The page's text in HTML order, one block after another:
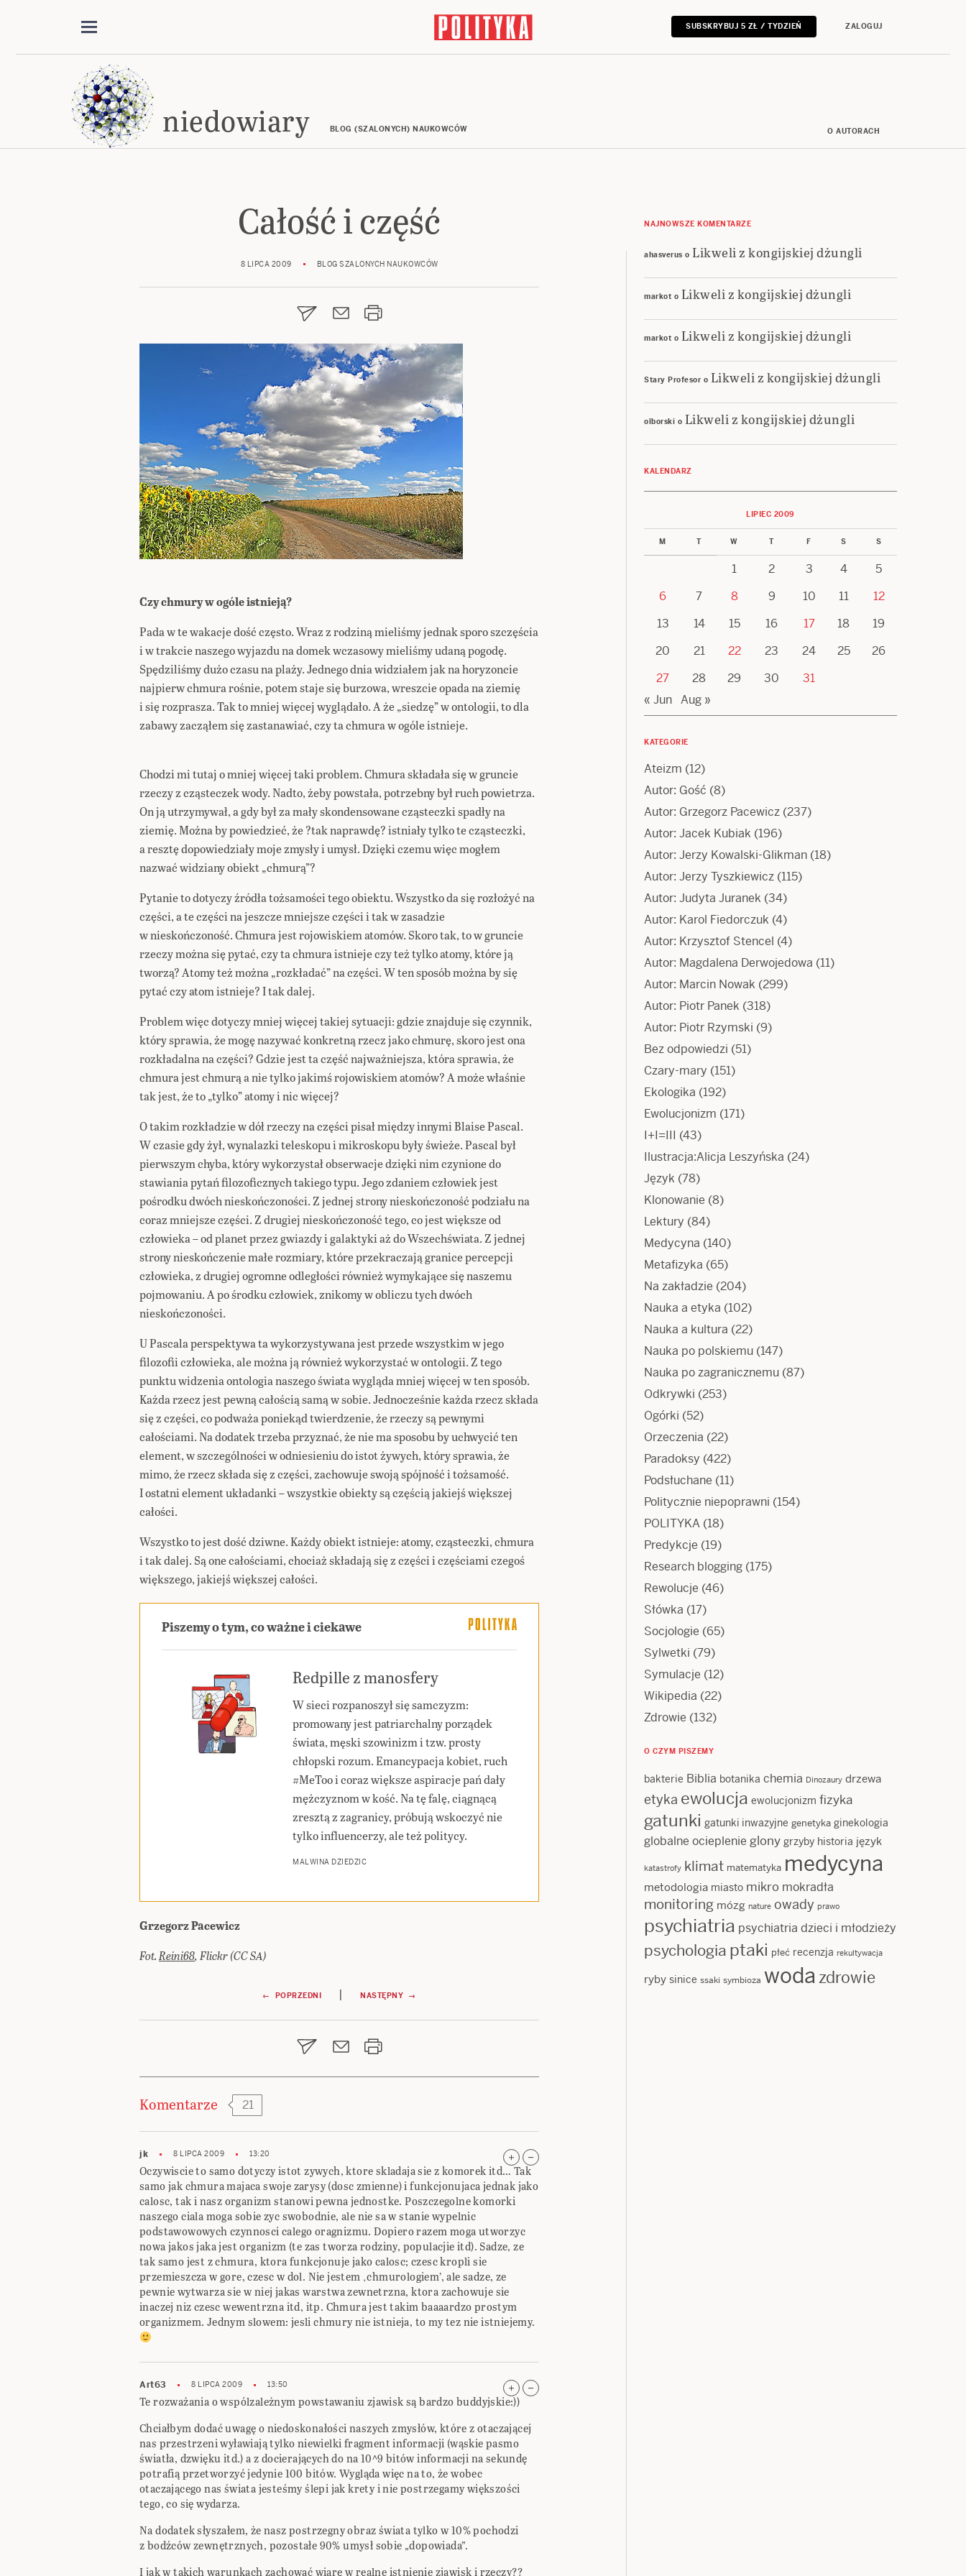
SUBSKRYBUJ 5 ZŁ / TYDZIEŃ ZALOGUJ
niedowiary BLOG (SZALONYCH) NAUKOWCÓW O AUTORACH
Całość i część
8 LIPCA 2009 BLOG SZALONYCH NAUKOWCÓW
Czy chmury w ogóle istnieją?
Pada w te wakacje dość często. Wraz z rodziną mieliśmy jednak sporo szczęścia
i w trakcie naszego wyjazdu na domek wczasowy mieliśmy udaną pogodę.
Spędziliśmy dużo czasu na plaży. Jednego dnia widziałem jak na horyzoncie
najpierw chmura rośnie, potem staje się burzowa, wreszcie opada na ziemię
i się rozprasza. Tak to mniej więcej wyglądało. A że „siedzę” w ontologii, to dla
zabawy zacząłem się zastanawiać, czy ta chmura w ogóle istnieje.
Chodzi mi tutaj o mniej więcej taki problem. Chmura składała się w gruncie
rzeczy z cząsteczek wody. Nadto, żeby powstała, potrzebny był ruch powietrza.
On ją utrzymywał, a gdy był za mały skondensowane cząsteczki spadły na
ziemię. Można by powiedzieć, że ?tak naprawdę? istniały tylko te cząsteczki,
a resztę dopowiedziały moje zmysły i umysł. Dzięki czemu więc mogłem
nazwać widziany obiekt „chmurą”?
Pytanie to dotyczy źródła tożsamości tego obiektu. Wszystko da się rozłożyć na
części, a te części na jeszcze mniejsze części i tak w zasadzie
w nieskończoność. Chmura jest rojowiskiem atomów. Skoro tak, to w gruncie
rzeczy można się pytać, czy ta chmura istnieje czy też tylko atomy, które ją
tworzą? Atomy też można „rozkładać” na części. W ten sposób można by się
pytać czy atom istnieje? I tak dalej.
Problem więc dotyczy mniej więcej takiej sytuacji: gdzie znajduje się czynnik,
który sprawia, że mogę nazywać konkretną rzecz jako chmurę, skoro jest ona
rozkładalna na części? Gdzie jest ta część najważniejsza, która sprawia, że
chmura jest chmurą a nie tylko jakimś rojowiskiem atomów? A może właśnie
tak jest, że to „tylko” atomy i nic więcej?
O takim rozkładzie w dół rzeczy na części pisał między innymi Blaise Pascal.
W czasie gdy żył, wynalazki teleskopu i mikroskopu były świeże. Pascal był
pierwszym chyba, który wykorzystał obserwacje dzięki nim czynione do
stawiania pytań filozoficznych takiego typu. Jego zdaniem człowiek jest
pośrodku dwóch nieskończoności. Z jednej strony nieskończoność podziału na
coraz mniejsze części. Z drugiej nieskończoność tego, co jest większe od
człowieka – od planet przez gwiazdy i galaktyki aż do Wszechświata. Z jednej
strony nieskończenie małe rozmiary, które przekraczają granice percepcji
człowieka, z drugiej ogromne odległości również wymykające się naszemu
pojmowaniu. A po środku człowiek, znikomy w obliczu tych dwóch
nieskończoności.
U Pascala perspektywa ta wykorzystywana jest przede wszystkim w jego
filozofii człowieka, ale można ją również wykorzystać w ontologii. Z tego
punktu widzenia ontologia naszego świata wygląda mniej więcej w ten sposób.
Każda rzecz jest pewną całością samą w sobie. Jednocześnie każda rzecz składa
się z części, co podważa poniekąd twierdzenie, że rzeczy są pewnymi
całościami. Na dodatek trzeba przyznać, że nie ma sposobu by uchwycić ten
element, w szczególności w odniesieniu do istot żywych, który sprawia, że
mimo, że rzecz składa się z części, zachowuje swoją spójność i tożsamość.
I ostatni element układanki – wszystkie obiekty są częścią jakiejś większej
całości.
Wszystko to jest dość dziwne. Każdy obiekt istnieje: atomy, cząsteczki, chmura
i tak dalej. Są one całościami, chociaż składają się z części i częściami czegoś
większego, jakiejś większej całości.
Piszemy o tym, co ważne i ciekawe
Redpille z manosfery
W sieci rozpanoszył się samczyzm:
promowany jest patriarchalny porządek
świata, męski szowinizm i tzw. prosty
chłopski rozum. Emancypacja kobiet, ruch
#MeToo i coraz większe aspiracje pań dały
mężczyznom w kość. Na tę falę, ciągnącą
zresztą z zagranicy, próbują wskoczyć nie
tylko influencerzy, ale też politycy.
MALWINA DZIEDZIC
Grzegorz Pacewicz
Fot.Reini68, Flickr (CC SA)
wpisu
← POPRZEDNI | NASTĘPNY →
Komentarze 21
jk 8 LIPCA 2009 13:20
Oczywiscie to samo dotyczy istot zywych, ktore skladaja sie z komorek itd… Tak
samo jak chmura majaca swoje zarysy (dosc zmienne) i funkcjonujaca jednak jako
calosc, tak i nasz organizm stanowi pewna jednostke. Poszczegolne komorki
naszego ciala moga sobie zyc swobodnie, ale nie sa w stanie wypelnic
podstawowowych czynnosci calego oragnizmu. Dopiero razem moga utworzyc
nowa jakos jaka jest organizm (te zas tworza rodziny, populacjie itd). Sadze, ze
tak samo jest z chmura, ktora funkcjonuje jako calosc; czesc kropli sie
przemieszcza w gore, czesc w dol. Nie jestem ‚chmurologiem’, ale sadze, ze
pewnie wytwarza sie w niej jakas warstwa zewnetrzna, ktora zachowuje sie
inaczej niz czesc wewentrzna itd, itp. Chmura jest takim baaaardzo prostym
organizmem. Jednym slowem: jesli chmury nie istnieja, to my tez nie istniejemy.
Art63 8 LIPCA 2009 13:50
Te rozważania o wspólzależnym powstawaniu zjawisk są bardzo buddyjskie:))
Chciałbym dodać uwagę o niedoskonałości naszych zmysłów, które z otaczającej
nas przestrzeni wyławiają tylko niewielki fragment informacji (wąskie pasmo
światła, dzwięku itd.) a z docierających do na 10^9 bitów informacji na sekundę
potrafią przetworzyć jedynie 100 bitów. Wygląda więc na to, że wobec
otaczającego nas świata jesteśmy ślepi jak krety i nie postrzegamy większości
tego, co się wydarza.
Na dodatek słyszałem, że nasz postrzegny obraz świata tylko w 10% pochodzi
z bodźców zewnętrznych, pozostałe 90% umysł sobie „dopowiada”.
I jak w takich warunkach zachować wiarę w realne istnienie zjawisk i rzeczy??
NAJNOWSZE KOMENTARZE
ahasverus o Likweli z kongijskiej dżungli
markot o Likweli z kongijskiej dżungli
markot o Likweli z kongijskiej dżungli
Stary Profesor o Likweli z kongijskiej dżungli
olborski o Likweli z kongijskiej dżungli
KALENDARZ
LIPIEC 2009
M T W T F S S
1 2 3 4
5
6
7 8 9 10 11
12
13
14 15 16 17 18
19
20
21 22 23 24 25
26
27
28 29 30
31
« Jun Aug »
KATEGORIE
Ateizm (12)
Autor: Gość (8)
Autor: Grzegorz Pacewicz (237)
Autor: Jacek Kubiak (196)
Autor: Jerzy Kowalski-Glikman (18)
Autor: Jerzy Tyszkiewicz (115)
Autor: Judyta Juranek (34)
Autor: Karol Fiedorczuk (4)
Autor: Krzysztof Stencel (4)
Autor: Magdalena Derwojedowa (11)
Autor: Marcin Nowak (299)
Autor: Piotr Panek (318)
Autor: Piotr Rzymski (9)
Bez odpowiedzi (51)
Czary-mary (151)
Ekologika (192)
Ewolucjonizm (171)
I+I=III (43)
Ilustracja:Alicja Leszyńska (24)
Język (78)
Klonowanie (8)
Lektury (84)
Medycyna (140)
Metafizyka (65)
Na zakładzie (204)
Nauka a etyka (102)
Nauka a kultura (22)
Nauka po polskiemu (147)
Nauka po zagranicznemu (87)
Odkrywki (253)
Ogórki (52)
Orzeczenia (22)
Paradoksy (422)
Podsłuchane (11)
Politycznie niepoprawni (154)
POLITYKA (18)
Predykcje (19)
Research blogging (175)
Rewolucje (46)
Słówka (17)
Socjologie (65)
Sylwetki (79)
Symulacje (12)
Wikipedia (22)
Zdrowie (132)
O CZYM PISZEMY
bakterie Biblia botanika chemia Dinozaury drzewa
etyka ewolucja ewolucjonizm fizyka
gatunki gatunki inwazyjne genetyka ginekologia
globalne ocieplenie glony grzyby historia język
katastrofy klimat matematyka medycyna
metodologia miasto mikro mokradła
monitoring mózg nature owady prawo
psychiatria psychiatria dzieci i młodzieży
psychologia ptaki płeć recenzja rekultywacja
ryby sinice ssaki symbioza woda zdrowie